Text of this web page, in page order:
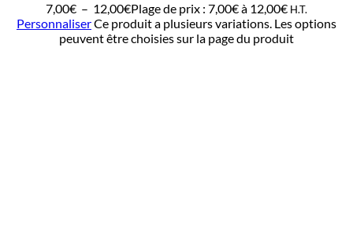
7,00€ – 12,00€Plage de prix : 7,00€ à 12,00€ H.T.
PersonnaliserCe produit a plusieurs variations. Les options
peuvent être choisies sur la page du produit